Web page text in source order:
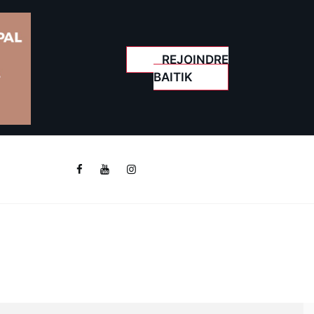
REJOINDRE
BAITIK